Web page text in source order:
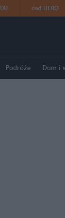
DU dad:HERO
Podróże Dom i